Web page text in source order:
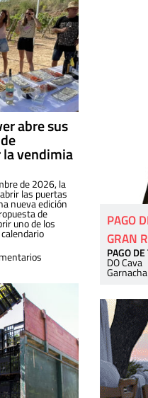
abre sus
vendimia
de 2026, la
las puertas
nueva edición
de
uno de los
PAGO
GRAN
PAGO
DO Cava
Garnacha